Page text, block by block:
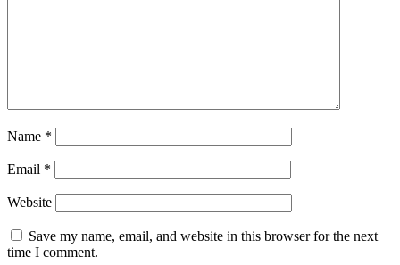
Name *
Email *
Website
Save my name, email, and website in this browser for the next
time I comment.